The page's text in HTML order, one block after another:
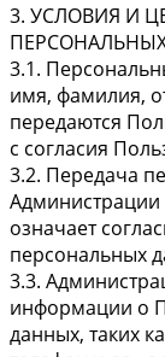
3. УСЛОВИЯ И
3.1.
имя, фамилия,
передаются
с согласия
3.2. Передача
Администрации
означает
персональных
3.3.
информации о
данных, таких